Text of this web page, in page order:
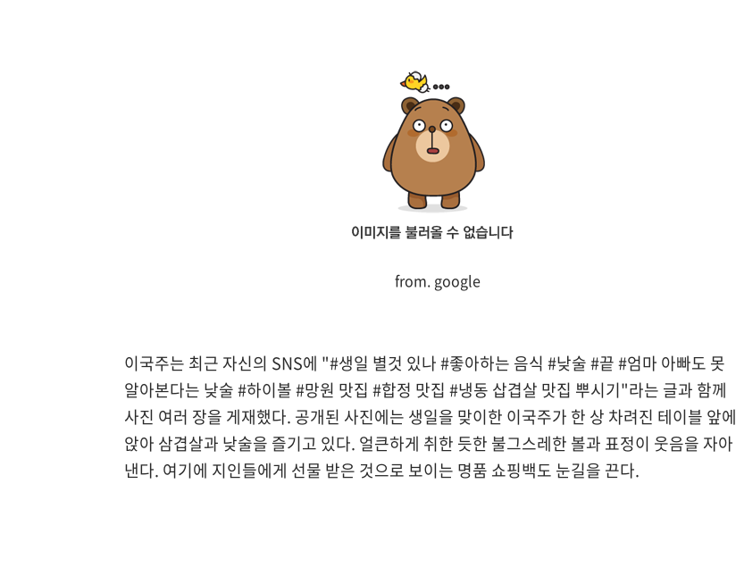
from. google
이국주는 최근 자신의 SNS에 "#생일 별것 있나 #좋아하는 음식 #낮술 #끝 #엄마 아빠도 못
알아본다는 낮술 #하이볼 #망원 맛집 #합정 맛집 #냉동 삽겹살 맛집 뿌시기"라는 글과 함께
사진 여러 장을 게재했다. 공개된 사진에는 생일을 맞이한 이국주가 한 상 차려진 테이블 앞에
앉아 삼겹살과 낮술을 즐기고 있다. 얼큰하게 취한 듯한 불그스레한 볼과 표정이 웃음을 자아
낸다. 여기에 지인들에게 선물 받은 것으로 보이는 명품 쇼핑백도 눈길을 끈다.